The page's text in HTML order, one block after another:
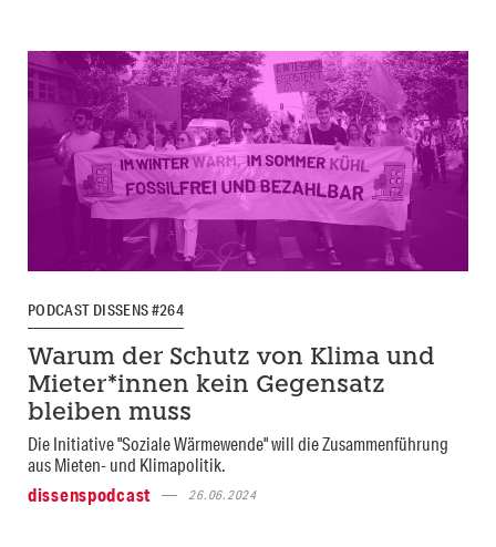
PODCAST DISSENS #264
Warum der Schutz von Klima und
Mieter*innen kein Gegensatz
bleiben muss
Die Initiative "Soziale Wärmewende" will die Zusammenführung
aus Mieten- und Klimapolitik.
dissenspodcast
26.06.2024